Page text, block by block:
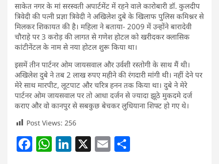
साकेत नगर के मां सरस्वती अपार्टमेंट में रहने वाले कारोबारी डॉ. कुलदीप
त्रिवेदी की पत्नी प्रज्ञा त्रिवेदी ने अखिलेश दुबे के खिलाफ पुलिस कमिश्नर से
मिलकर शिकायत की है। महिला ने बताया- 2009 में उन्होंने बारादेवी
चौराहे पर 3 करोड़ की लागत से गणेश होटल को खरीदकर क्लासिक
कांटीनेंटल के नाम से नया होटल शुरू किया था।
इसमें तीन पार्टनर ओम जायसवाल और उर्वशी रस्तोगी के साथ मैं थी।
अखिलेश दुबे ने तब 2 लाख रुपए महीने की रंगदारी मांगी थी। नहीं देने पर
मेरे साथ मारपीट, लूटपाट और चरित्र हनन तक किया था। दुबे ने मेरे
पार्टनर ओम जायसवाल पर तो आधा दर्जन से ज्यादा झूठे मुकदमे दर्ज
कराए और वो कानपुर से सबकुछ बेचकर लुधियाना शिफ्ट हो गए थे।
Post Views: 256
F W Li X E